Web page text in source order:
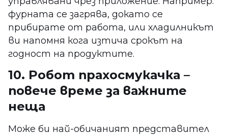
фурната се загрява, докато се
прибирате от работа, или хладилникът
ви напомня кога изтича срокът на
годност на продуктите.
10. Робот прахосмукачка –
повече време за важните
неща
Може би най-обичаният представител